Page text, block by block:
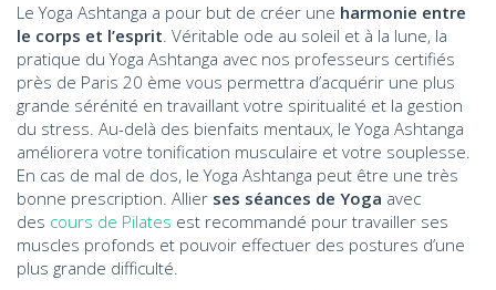
Le Yoga Ashtanga a pour but de créer une harmonie entre
le corps et l’esprit. Véritable ode au soleil et à la lune, la
pratique du Yoga Ashtanga avec nos professeurs certifiés
près de Paris 20 ème vous permettra d’acquérir une plus
grande sérénité en travaillant votre spiritualité et la gestion
du stress. Au-delà des bienfaits mentaux, le Yoga Ashtanga
améliorera votre tonification musculaire et votre souplesse.
En cas de mal de dos, le Yoga Ashtanga peut être une très
bonne prescription. Allier ses séances de Yoga avec
des cours de Pilates est recommandé pour travailler ses
muscles profonds et pouvoir effectuer des postures d’une
plus grande difficulté.